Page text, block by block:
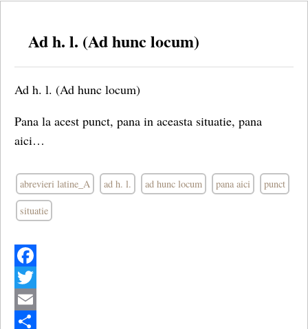
Ad h. l. (Ad hunc locum)
Ad h. l. (Ad hunc locum)
Pana la acest punct, pana in aceasta situatie, pana
aici…
abrevieri latine_A ad h. l. ad hunc locum pana aici punct
situatie
Facebook
Twitter
Email